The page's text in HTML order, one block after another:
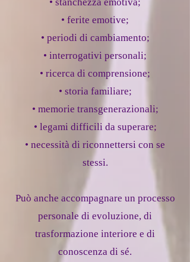
• ferite emotive;
• periodi di cambiamento;
• interrogativi personali;
• ricerca di comprensione;
• storia familiare;
• memorie transgenerazionali;
• legami difficili da superare;
• necessità di riconnettersi con se
stessi.
Può anche accompagnare un processo
personale di evoluzione, di
trasformazione interiore e di
conoscenza di sé.